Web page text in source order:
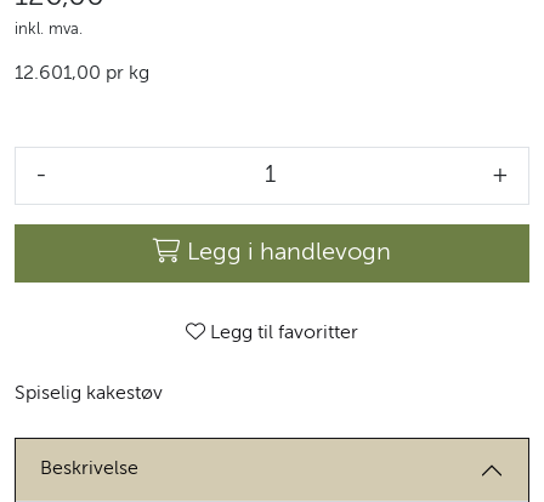
inkl. mva.
12.601,00 pr kg
- +
Legg i handlevogn
Legg til favoritter
Spiselig kakestøv
Beskrivelse